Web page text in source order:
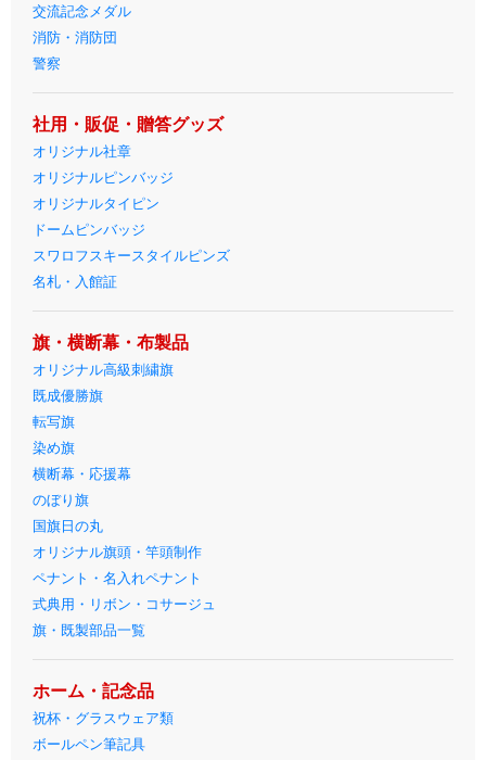
交流記念メダル
消防・消防団
警察
社用・販促・贈答グッズ
オリジナル社章
オリジナルピンバッジ
オリジナルタイピン
ドームピンバッジ
スワロフスキースタイルピンズ
名札・入館証
旗・横断幕・布製品
オリジナル高級刺繍旗
既成優勝旗
転写旗
染め旗
横断幕・応援幕
のぼり旗
国旗日の丸
オリジナル旗頭・竿頭制作
ペナント・名入れペナント
式典用・リボン・コサージュ
旗・既製部品一覧
ホーム・記念品
祝杯・グラスウェア類
ボールペン筆記具